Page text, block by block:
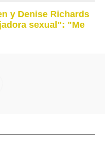
y Denise Richards
sexual": "Me